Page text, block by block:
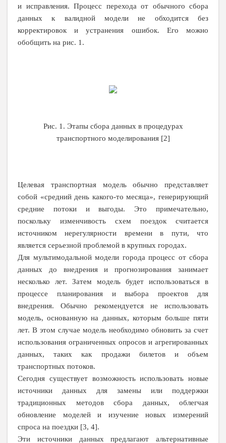
и исправления. Процесс перехода от обычного сбора
данных к валидной модели не обходится без
корректировок и устранения ошибок. Его можно
обобщить на рис. 1.
Рис. 1. Этапы сбора данных в процедурах
транспортного моделирования [2]
Целевая транспортная модель обычно представляет
собой «средний день какого-то месяца», генерирующий
средние потоки и выгоды. Это примечательно,
поскольку изменчивость схем поездок считается
источником нерегулярности времени в пути, что
является серьезной проблемой в крупных городах.
Для мультимодальной модели города процесс от сбора
данных до внедрения и прогнозирования занимает
несколько лет. Затем модель будет использоваться в
процессе планирования и выбора проектов для
внедрения. Обычно рекомендуется не использовать
модель, основанную на данных, которым больше пяти
лет. В этом случае модель необходимо обновить за счет
использования ограниченных опросов и агрегированных
данных, таких как продажи билетов и объем
транспортных потоков.
Сегодня существует возможность использовать новые
источники данных для замены или поддержки
традиционных методов сбора данных, облегчая
обновление моделей и изучение новых измерений
спроса на поездки [3, 4].
Эти источники данных предлагают альтернативные